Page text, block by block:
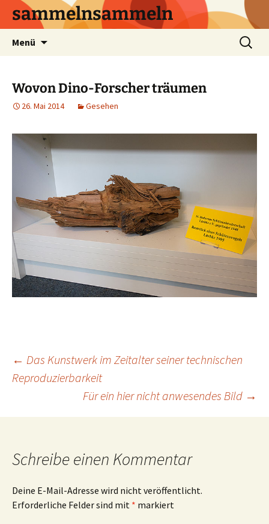
sammelnsammeln
Menü
Suchen
nach:
Wovon Dino-Forscher träumen
26. Mai 2014 Gesehen
Beitrags-
Navigation
← Das Kunstwerk im Zeitalter seiner technischen
Reproduzierbarkeit
Für ein hier nicht anwesendes Bild →
Schreibe einen Kommentar
Deine E-Mail-Adresse wird nicht veröffentlicht.
Erforderliche Felder sind mit * markiert